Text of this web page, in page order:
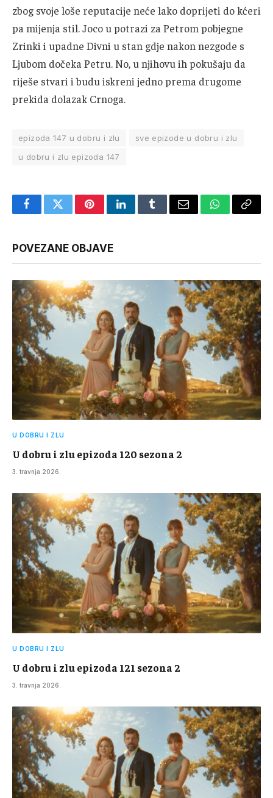
zbog svoje loše reputacije neće lako doprijeti do kćeri
pa mijenja stil. Joco u potrazi za Petrom pobjegne
Zrinki i upadne Divni u stan gdje nakon nezgode s
Ljubom dočeka Petru. No, u njihovu ih pokušaju da
riješe stvari i budu iskreni jedno prema drugome
prekida dolazak Crnoga.
epizoda 147 u dobru i zlu
sve epizode u dobru i zlu
u dobru i zlu epizoda 147
FacebookTwitterPinterestLinkedInTumblrEmail WhatsApp
Copy
POVEZANE OBJAVE
U DOBRU I ZLU
U dobru i zlu epizoda 120 sezona 2
3. travnja 2026.
U DOBRU I ZLU
U dobru i zlu epizoda 121 sezona 2
3. travnja 2026.